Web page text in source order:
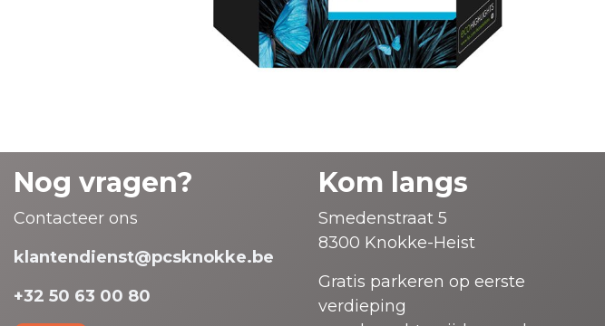
Nog vragen?
Contacteer ons
klantendienst@pcsknokke.be
+32 50 63 00 80
Kom langs
Smedenstraat 5
8300 Knokke-Heist
Gratis parkeren op eerste
verdieping